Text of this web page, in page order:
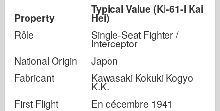
Property
Typical Value (Ki-61-I Kai
Hei)
Rôle
Single-Seat Fighter /
Interceptor
National Origin
Japon
Fabricant
Kawasaki Kokuki Kogyo
K.K.
First Flight
En décembre 1941